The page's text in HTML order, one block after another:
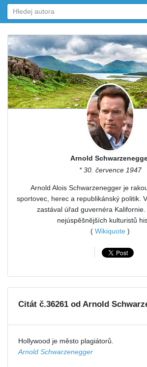
Arnold
* 30. července 1947
Arnold Alois Schwarzenegger je
sportovec, herec a republikánský politik.
zastával úřad guvernéra
nejúspěšnějších kulturistů
( Wikiquote )
Citát č.36261 od Arnold
Hollywood je město plagiátorů.
Arnold Schwarzenegger